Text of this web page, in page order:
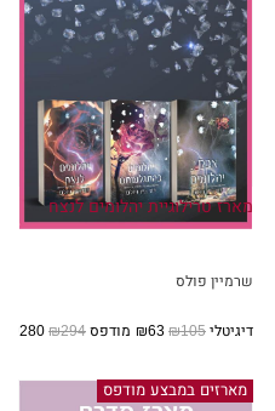
מארז טרילוגיית יהלומים לנצח
שרמיין פולס
דיגיטלי₪105 מודפס₪294
מארזים במבצע מודפס